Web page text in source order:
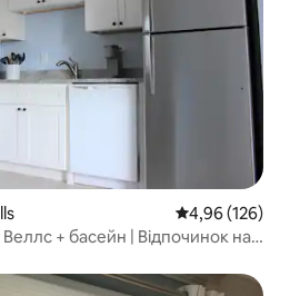
Середня
4,96 (126)
Веллс + басейн | Відпочинок на